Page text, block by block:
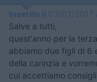
Inserito il 03/07/2017
Salve a tutti,
quest'anno per la
abbiamo due figli di 6
della carinzia e
cui accettiamo